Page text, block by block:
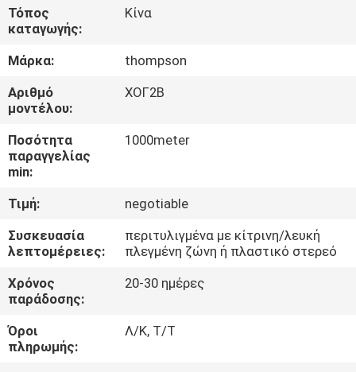
ΓΎΡΟΣ
ΕΡΓΟΣΤΑΣΊΩΝ
ΠΟΙΟΤΙΚΌΣ
ΈΛΕΓΧΟΣ
ΜΑΣ
ΕΛΆΤΕ
ΣΕ
ΕΠΑΦΉ
ΜΕ
ΖΗΤΉΣΤΕ
Τόπος
καταγωγής:
Κίνα
Μάρκα:
thompson
Αριθμό
μοντέλου:
ΧΟΓ2Β
Ποσότητα
παραγγελίας
min:
1000meter
Τιμή:
negotiable
Συσκευασία
λεπτομέρειες:
περιτυλιγμένα με κίτρινη/λευκή
πλεγμένη ζώνη ή πλαστικό στερεό
Χρόνος
παράδοσης:
20-30 ημέρες
Όροι
πληρωμής:
Λ/Κ, Τ/Τ